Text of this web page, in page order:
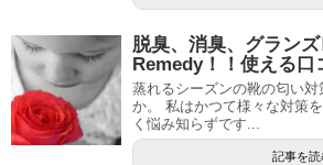
脱臭、消臭、グラン
Remedy！！使える口
蒸れるシーズンの靴の匂い
か。 私はかつて様々な対策
く悩み知らずです...
記事を読